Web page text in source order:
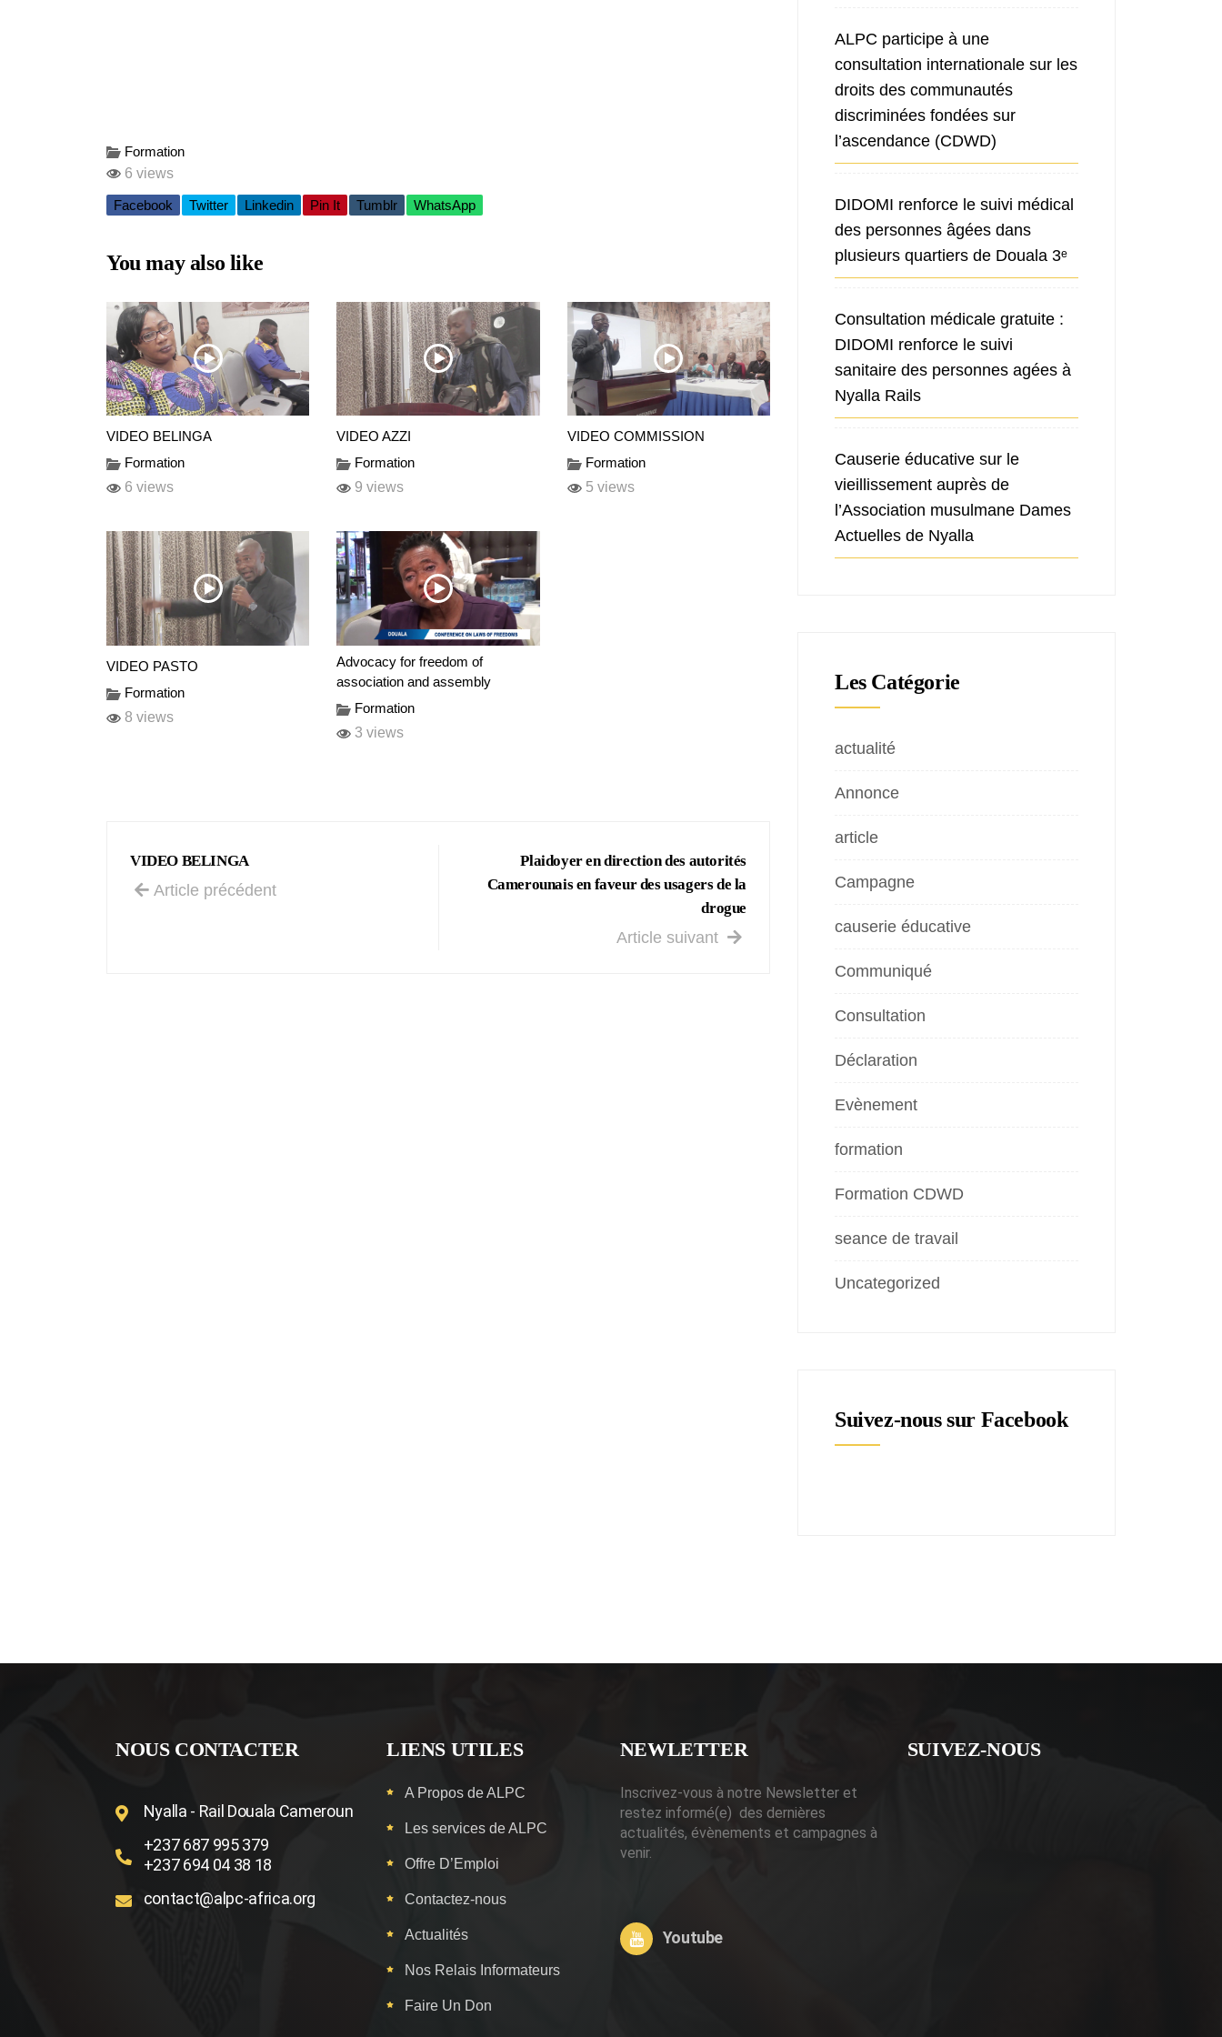
Formation
6 views
Facebook Twitter Linkedin Pin It Tumblr WhatsApp
You may also like
VIDEO BELINGA
Formation
6 views
VIDEO AZZI
Formation
9 views
VIDEO COMMISSION
Formation
5 views
VIDEO PASTO
Formation
8 views
Advocacy for freedom of
association and assembly
Formation
3 views
VIDEO BELINGA
Article précédent
Plaidoyer en direction des autorités
Camerounais en faveur des usagers de la
drogue
Article suivant
ALPC participe à une
consultation internationale sur les
droits des communautés
discriminées fondées sur
l’ascendance (CDWD)
DIDOMI renforce le suivi médical
des personnes âgées dans
plusieurs quartiers de Douala 3ᵉ
Consultation médicale gratuite :
DIDOMI renforce le suivi
sanitaire des personnes agées à
Nyalla Rails
Causerie éducative sur le
vieillissement auprès de
l’Association musulmane Dames
Actuelles de Nyalla
Les Catégorie
actualité
Annonce
article
Campagne
causerie éducative
Communiqué
Consultation
Déclaration
Evènement
formation
Formation CDWD
seance de travail
Uncategorized
Suivez-nous sur Facebook
NOUS CONTACTER
Nyalla - Rail Douala Cameroun
+237 687 995 379
+237 694 04 38 18
contact@alpc-africa.org
LIENS UTILES
A Propos de ALPC
Les services de ALPC
Offre D’Emploi
Contactez-nous
Actualités
Nos Relais Informateurs
Faire Un Don
NEWLETTER
Inscrivez-vous à notre Newsletter et
restez informé(e) des dernières
actualités, évènements et campagnes à
venir.
Youtube
SUIVEZ-NOUS